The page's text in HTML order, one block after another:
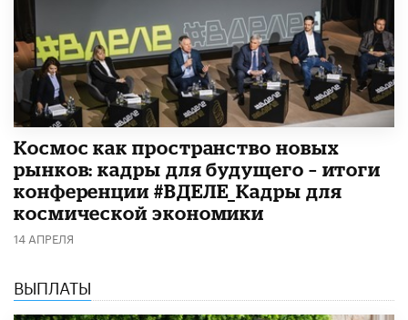
Космос как пространство новых
рынков: кадры для будущего – итоги
конференции #ВДЕЛЕ_Кадры для
космической экономики
14 АПРЕЛЯ
ВЫПЛАТЫ